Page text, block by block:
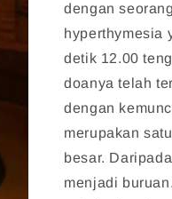
dengan
hyperthymesia
detik 12.00
doanya telah
dengan
merupakan
besar.
menjadi